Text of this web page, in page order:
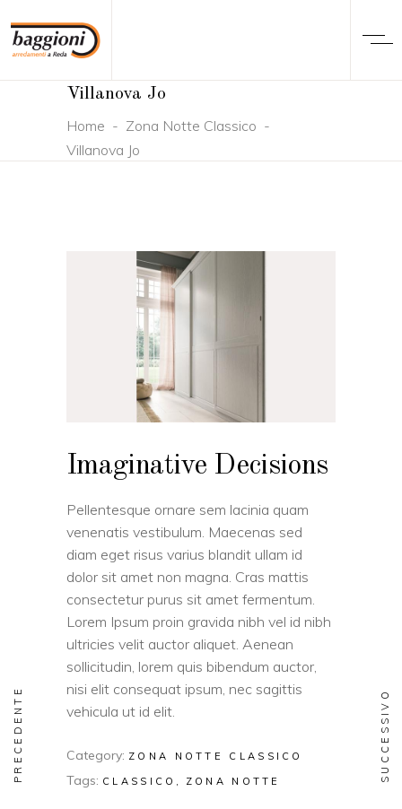
Villanova Jo
Home - Zona Notte Classico -
Villanova Jo
Imaginative Decisions
Pellentesque ornare sem lacinia quam
venenatis vestibulum. Maecenas sed
diam eget risus varius blandit ullam id
dolor sit amet non magna. Cras mattis
consectetur purus sit amet fermentum.
Lorem Ipsum proin gravida nibh vel id nibh
ultricies velit auctor aliquet. Aenean
sollicitudin, lorem quis bibendum auctor,
nisi elit consequat ipsum, nec sagittis
vehicula ut id elit.
Category: ZONA NOTTE CLASSICO
Tags: CLASSICO ZONA NOTTE
PRECEDENTE SUCCESSIVO